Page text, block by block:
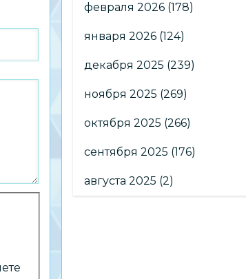
февраля 2026 (178)
января 2026 (124)
декабря 2025 (239)
ноября 2025 (269)
октября 2025 (266)
сентября 2025 (176)
августа 2025 (2)